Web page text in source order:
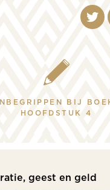
BIJ
HOOFDSTUK 4
geest en geld